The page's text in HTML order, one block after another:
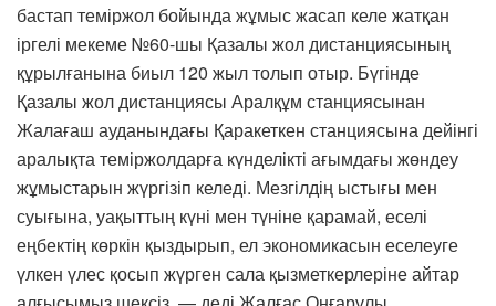
бастап теміржол бойында жұмыс жасап келе жатқан
іргелі мекеме №60-шы Қазалы жол дистанциясының
құрылғанына биыл 120 жыл толып отыр. Бүгінде
Қазалы жол дистанциясы Аралқұм станциясынан
Жалағаш ауданындағы Қаракеткен станциясына дейінгі
аралықта теміржолдарға күнделікті ағымдағы жөндеу
жұмыстарын жүргізіп келеді. Мезгілдің ыстығы мен
суығына, уақыттың күні мен түніне қарамай, еселі
еңбектің көркін қыздырып, ел экономикасын еселеуге
үлкен үлес қосып жүрген сала қызметкерлеріне айтар